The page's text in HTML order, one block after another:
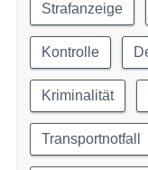
Strafanzeige
Kontrolle
Kriminalität
Transportnotfall